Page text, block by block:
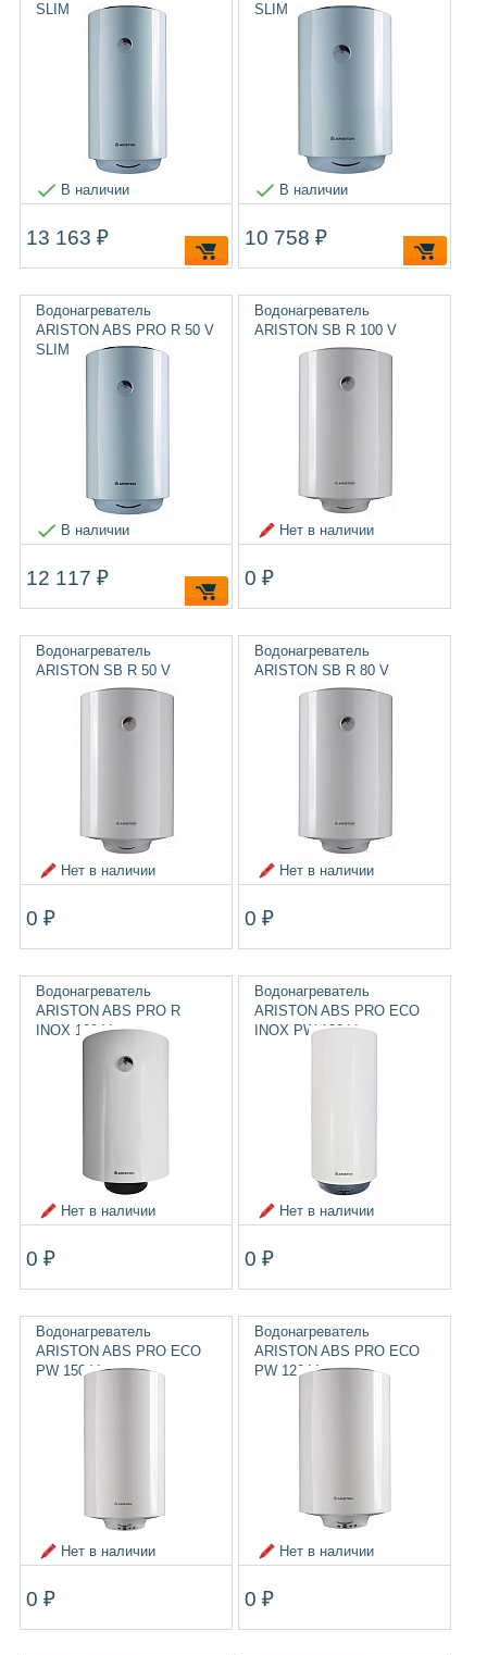
SLIM
В наличии
13 163 ₽
SLIM
В наличии
10 758 ₽
Водонагреватель
ARISTON ABS PRO R 50 V
SLIM
В наличии
12 117 ₽
Водонагреватель
ARISTON SB R 100 V
Нет в наличии
0 ₽
Водонагреватель
ARISTON SB R 50 V
Нет в наличии
0 ₽
Водонагреватель
ARISTON SB R 80 V
Нет в наличии
0 ₽
Водонагреватель
ARISTON ABS PRO R
INOX 100 V
Нет в наличии
0 ₽
Водонагреватель
ARISTON ABS PRO ECO
INOX PW 100 V
Нет в наличии
0 ₽
Водонагреватель
ARISTON ABS PRO ECO
PW 150 V
Нет в наличии
0 ₽
Водонагреватель
ARISTON ABS PRO ECO
PW 120 V
Нет в наличии
0 ₽